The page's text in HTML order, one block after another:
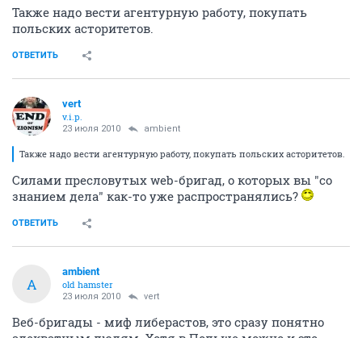
Также надо вести агентурную работу, покупать
польских асторитетов.
ОТВЕТИТЬ
vert
v.i.p.
23 июля 2010 ambient
Также надо вести агентурную работу, покупать польских асторитетов.
Силами пресловутых web-бригад, о которых вы "со
знанием дела" как-то уже распространялись?
ОТВЕТИТЬ
A
ambient
old hamster
23 июля 2010 vert
Веб-бригады - миф либерастов, это сразу понятно